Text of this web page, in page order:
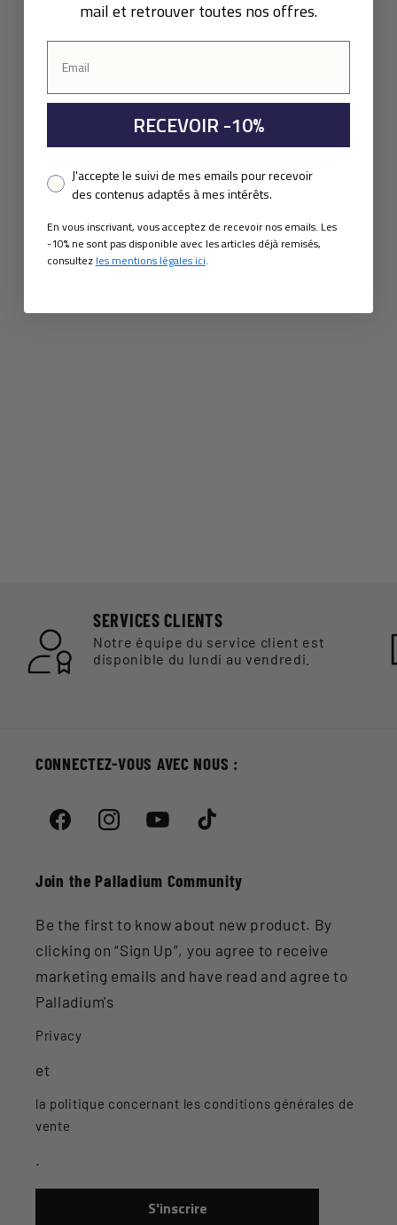
SERVICES CLIENTS
Notre équipe du service client est
disponible du lundi au vendredi.
CONNECTEZ-VOUS AVEC NOUS :
FacebookInstagramYouTube TikTok
Join the Palladium Community
Be the first to know about new product. By
clicking on “Sign Up”, you agree to receive
marketing emails and have read and agree to
Palladium's
Privacy
et
la politique concernant les conditions générales de
vente
.
S'inscrire
mail et retrouver toutes nos offres.
RECEVOIR -10%
Pixel consent
J'accepte le suivi de mes emails pour recevoir
des contenus adaptés à mes intérêts.
En vous inscrivant, vous acceptez de recevoir nos emails. Les
-10% ne sont pas disponible avec les articles déjà remisés,
consultez les mentions légales ici.